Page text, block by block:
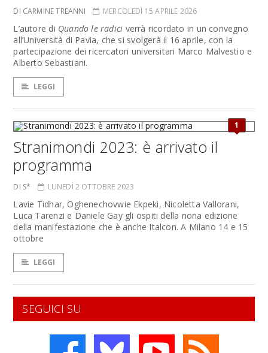
DI CARMINE TREANNI MERCOLEDÌ 15 APRILE 2026
L’autore di Quando le radici verrà ricordato in un convegno
all’Università di Pavia, che si svolgerà il 16 aprile, con la
partecipazione dei ricercatori universitari Marco Malvestio e
Alberto Sebastiani.
LEGGI
1
Stranimondi 2023: è arrivato il
programma
DI S* LUNEDÌ 2 OTTOBRE 2023
Lavie Tidhar, Oghenechovwie Ekpeki, Nicoletta Vallorani,
Luca Tarenzi e Daniele Gay gli ospiti della nona edizione
della manifestazione che è anche Italcon. A Milano 14 e 15
ottobre
LEGGI
SEGUICI SU